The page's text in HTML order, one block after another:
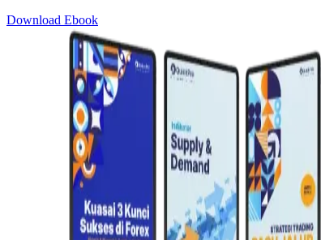
Download Ebook